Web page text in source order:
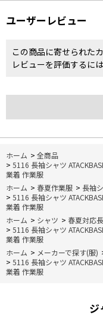
ユーザーレビュー
この商品に寄せられた
レビューを評価するには
ホーム > 全商品
> 5116 長袖シャツ
業着 作業服
ホーム > 春夏作業服 > 長袖
> 5116 長袖シャツ
業着 作業服
ホーム > シャツ > 春夏対応
> 5116 長袖シャツ
業着 作業服
ホーム > メーカーで探す(服)
> 5116 長袖シャツ
業着 作業服